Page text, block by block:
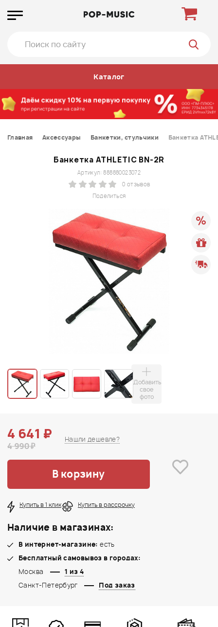
Каталог
Главная Аксессуары Банкетки, стульчики Банкетка
Банкетка ATHLETIC BN-2R
Поделиться
Артикул: 888880023072
0 отзывов
Добавить
свое
фото
4 641 ₽
4 990 ₽
Нашли дешевле?
В корзину
Купить в 1 клик Купить в рассрочку
Наличие в магазинах:
В интернет-магазине: есть
Бесплатный самовывоз в городах:
Москва
1 из 4
Санкт-Петербург
Под заказ